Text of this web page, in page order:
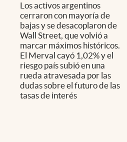
Los activos argentinos
cerraron con mayoría de
bajas y se desacoplaron de
Wall Street, que volvió a
marcar máximos históricos.
El Merval cayó 1,02% y el
riesgo país subió en una
rueda atravesada por las
dudas sobre el futuro de las
tasas de interés